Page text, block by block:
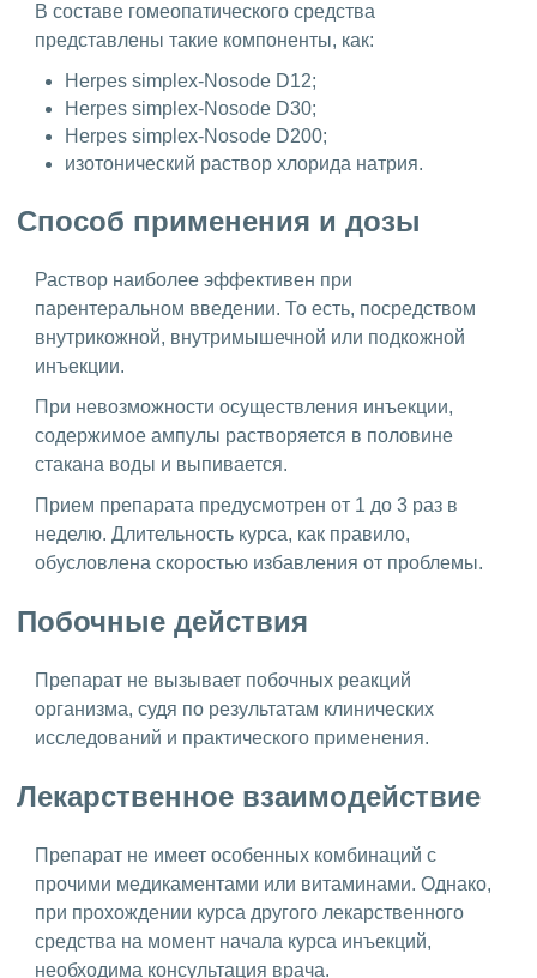
В составе гомеопатического средства
представлены такие компоненты, как:
Herpes simplex-Nosode D12;
Herpes simplex-Nosode D30;
Herpes simplex-Nosode D200;
изотонический раствор хлорида натрия.
Способ применения и дозы
Раствор наиболее эффективен при
парентеральном введении. То есть, посредством
внутрикожной, внутримышечной или подкожной
инъекции.
При невозможности осуществления инъекции,
содержимое ампулы растворяется в половине
стакана воды и выпивается.
Прием препарата предусмотрен от 1 до 3 раз в
неделю. Длительность курса, как правило,
обусловлена скоростью избавления от проблемы.
Побочные действия
Препарат не вызывает побочных реакций
организма, судя по результатам клинических
исследований и практического применения.
Лекарственное взаимодействие
Препарат не имеет особенных комбинаций с
прочими медикаментами или витаминами. Однако,
при прохождении курса другого лекарственного
средства на момент начала курса инъекций,
необходима консультация врача.